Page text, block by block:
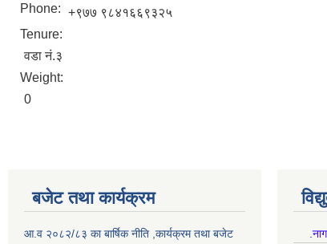
Phone: +९७७ ९८४१६६९३२५
Tenure:
वडा नं.३
Weight:
0
बजेट तथा कार्यक्रम
आ.व २०८२/८३ का बार्षिक नीति ,कार्यक्रम तथा बजेट